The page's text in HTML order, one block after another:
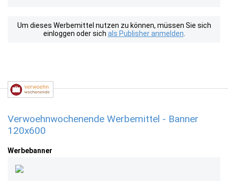
Um dieses Werbemittel nutzen zu können, müssen Sie sich
einloggen oder sich als Publisher anmelden
Verwoehnwochenende Werbemittel - Banner
120x600
Werbebanner